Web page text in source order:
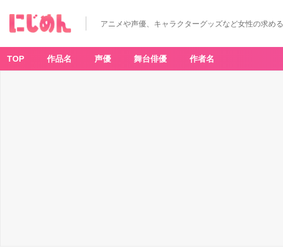
メ
報
サ
イ
アニメや声優、キャラクターグッズなど女性の求め
TOP 作品名 声優 舞台俳優 作者名